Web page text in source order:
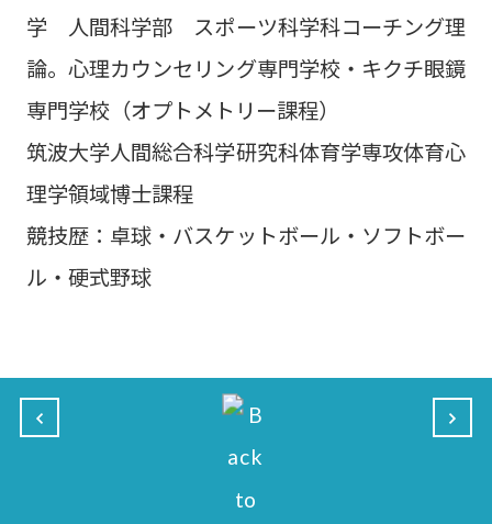
学 人間科学部 スポーツ科学科コーチング理
論。心理カウンセリング専門学校・キクチ眼鏡
専門学校（オプトメトリー課程）
筑波大学人間総合科学研究科体育学専攻体育心
理学領域博士課程
競技歴：卓球・バスケットボール・ソフトボー
ル・硬式野球